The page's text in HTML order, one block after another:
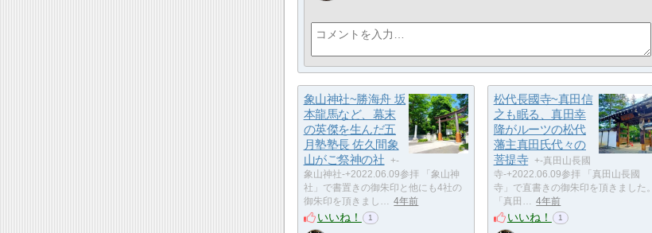
象山神社~勝海舟 坂
本龍馬など、幕末
の英傑を生んだ五
月塾塾長 佐久間象
山がご祭神の社
+-
象山神社-+2022.06.09参拝 「象山神
社」で書置きの御朱印と他にも4社の
御朱印を頂きまし…
4年前
いいね！ 1
松代長國寺~真田信
之も眠る、真田幸
隆がルーツの松代
藩主真田氏代々の
菩提寺
+-真田山長國
寺-+2022.06.09参拝 「真田山長國
寺」で直書きの御朱印を頂きました。
「真田…
4年前
いいね！ 1